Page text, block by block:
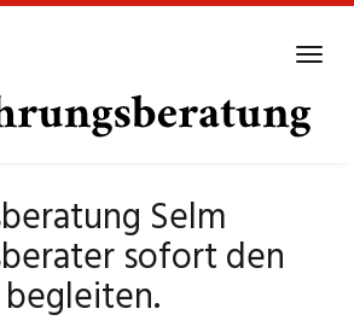
Selm
sofort den